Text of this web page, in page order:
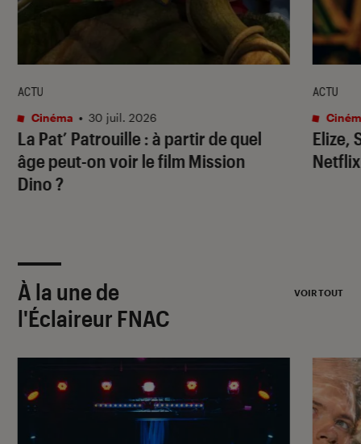
La Pat’ Patrouille: à partir de quel
âge peut-on voir le film Mission
Dino?
ACTU
Cinéma • 30 juil. 2026
Elize,
ACTU
À la une de
l'Éclaireur FNAC
VOIR TOUT